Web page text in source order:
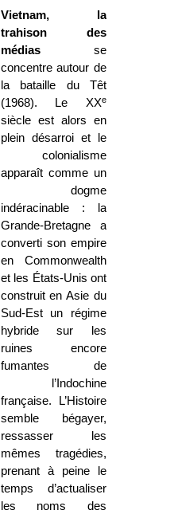
Vietnam, la
trahison des
médiasse
concentre autour de
la bataille du Têt
(1968). Le XXe
siècle est alors en
plein désarroi et le
colonialisme
apparaît comme un
dogme
indéracinable : la
Grande-Bretagne a
converti son empire
en Commonwealth
et les États-Unis ont
construit en Asie du
Sud-Est un régime
hybride sur les
ruines encore
fumantes de
l’Indochine
française. L’Histoire
semble bégayer,
ressasser les
mêmes tragédies,
prenant à peine le
temps d’actualiser
les noms des